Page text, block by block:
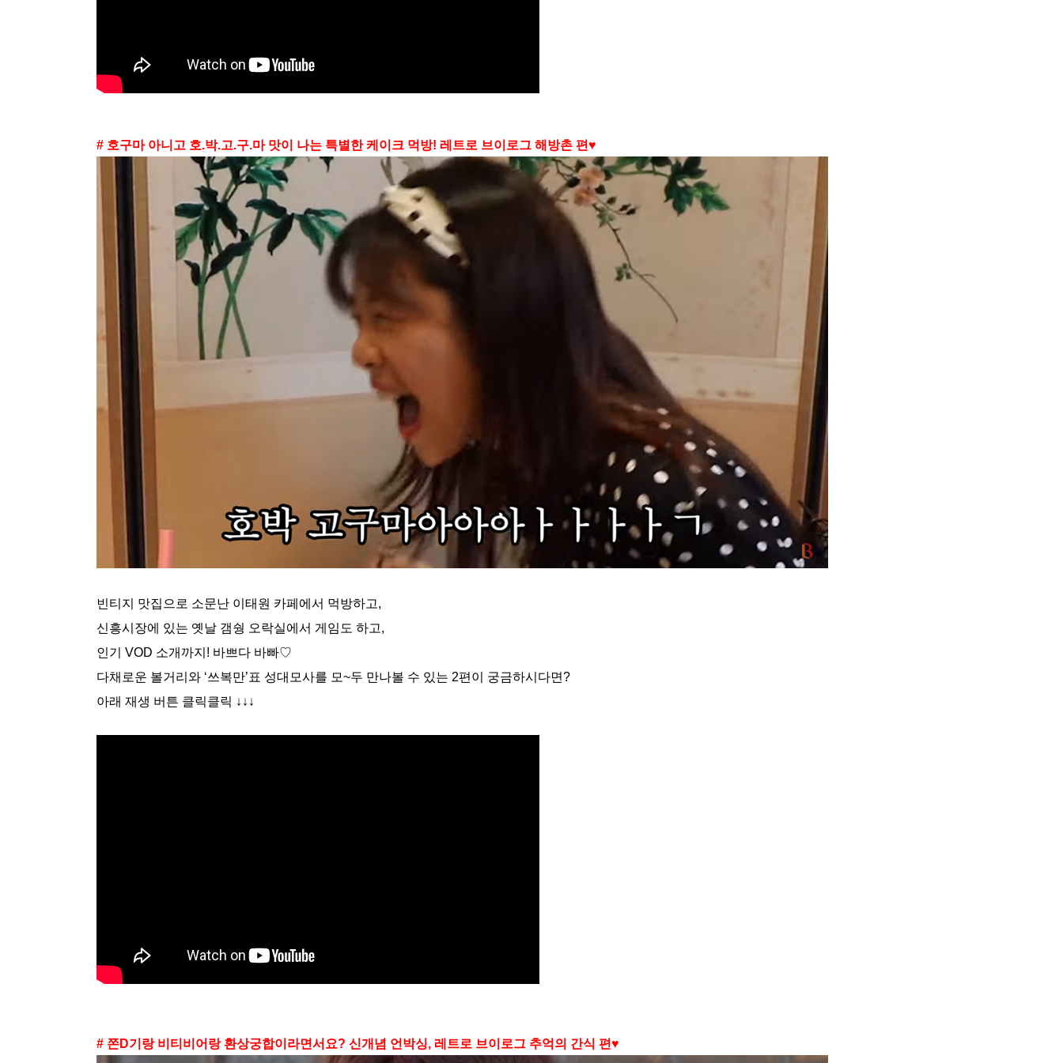
# 호구마 아니고 호.박.고.구.마 맛이 나는 특별한 케이크 먹방! 레트로 브이로그 해방촌 편♥
빈티지 맛집으로 소문난 이태원 카페에서 먹방하고,
신흥시장에 있는 옛날 갬쉉 오락실에서 게임도 하고,
인기 VOD 소개까지! 바쁘다 바빠♡
다채로운 볼거리와 ‘쓰복만’표 성대모사를 모~두 만나볼 수 있는 2편이 궁금하시다면?
아래 재생 버튼 클릭클릭 ↓↓↓
# 쫀D기랑 비티비어랑 환상궁합이라면서요? 신개념 언박싱, 레트로 브이로그 추억의 간식 편♥